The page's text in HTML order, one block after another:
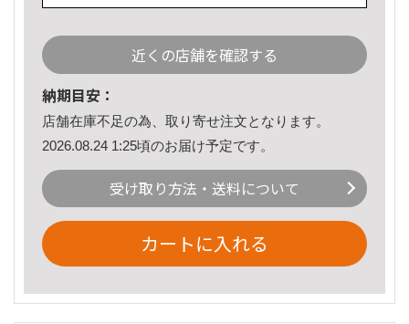
近くの店舗を確認する
納期目安：
店舗在庫不足の為、取り寄せ注文となります。
2026.08.24 1:25頃のお届け予定です。
受け取り方法・送料について
カートに入れる